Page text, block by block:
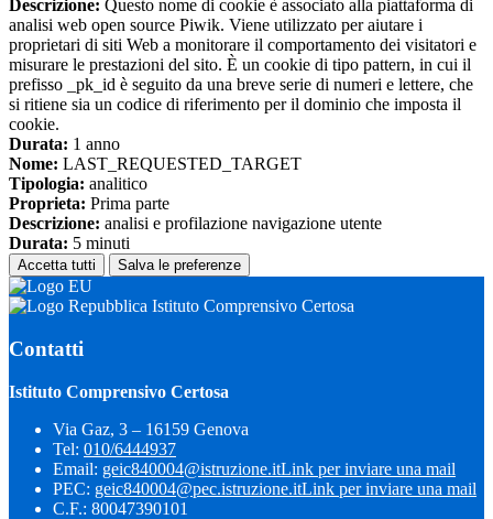
Descrizione: Questo nome di cookie è associato alla piattaforma di
analisi web open source Piwik. Viene utilizzato per aiutare i
proprietari di siti Web a monitorare il comportamento dei visitatori e
misurare le prestazioni del sito. È un cookie di tipo pattern, in cui il
prefisso _pk_id è seguito da una breve serie di numeri e lettere, che
si ritiene sia un codice di riferimento per il dominio che imposta il
cookie.
Durata: 1 anno
Nome: LAST_REQUESTED_TARGET
Tipologia: analitico
Proprieta: Prima parte
Descrizione: analisi e profilazione navigazione utente
Durata: 5 minuti
Accetta tutti Salva le preferenze
Istituto Comprensivo Certosa
Contatti
Istituto Comprensivo Certosa
Via Gaz, 3 – 16159 Genova
Tel: 010/6444937
Email: geic840004@istruzione.itLink per inviare una mail
PEC: geic840004@pec.istruzione.itLink per inviare una mail
C.F.: 80047390101